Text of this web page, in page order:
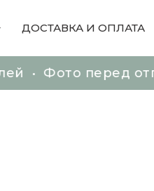
перед
перед
ДОСТАВКА И ОПЛАТА